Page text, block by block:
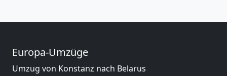
Europa-Umzüge
Umzug von Konstanz nach Belarus